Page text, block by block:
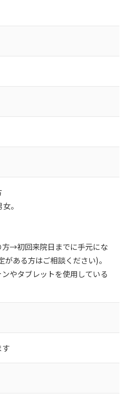
。
方→初回来院日までに手元にな
ある方はご相談ください)。
やタブレットを使用している
す